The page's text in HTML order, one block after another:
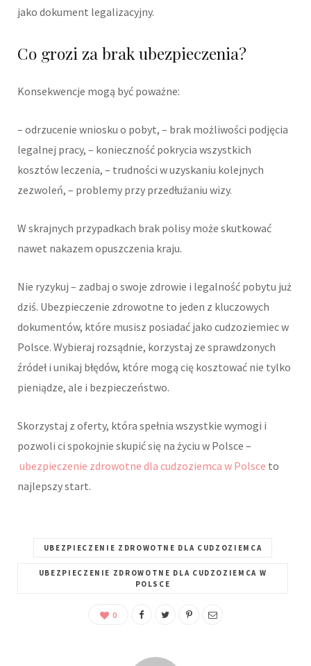
jako dokument legalizacyjny.
Co grozi za brak ubezpieczenia?
Konsekwencje mogą być poważne:
– odrzucenie wniosku o pobyt, – brak możliwości podjęcia
legalnej pracy, – konieczność pokrycia wszystkich
kosztów leczenia, – trudności w uzyskaniu kolejnych
zezwoleń, – problemy przy przedłużaniu wizy.
W skrajnych przypadkach brak polisy może skutkować
nawet nakazem opuszczenia kraju.
Nie ryzykuj – zadbaj o swoje zdrowie i legalność pobytu już
dziś. Ubezpieczenie zdrowotne to jeden z kluczowych
dokumentów, które musisz posiadać jako cudzoziemiec w
Polsce. Wybieraj rozsądnie, korzystaj ze sprawdzonych
źródeł i unikaj błędów, które mogą cię kosztować nie tylko
pieniądze, ale i bezpieczeństwo.
Skorzystaj z oferty, która spełnia wszystkie wymogi i
pozwoli ci spokojnie skupić się na życiu w Polsce –
ubezpieczenie zdrowotne dla cudzoziemca w Polsce to
najlepszy start.
UBEZPIECZENIE ZDROWOTNE DLA CUDZOZIEMCA
UBEZPIECZENIE ZDROWOTNE DLA CUDZOZIEMCA W
POLSCE
0